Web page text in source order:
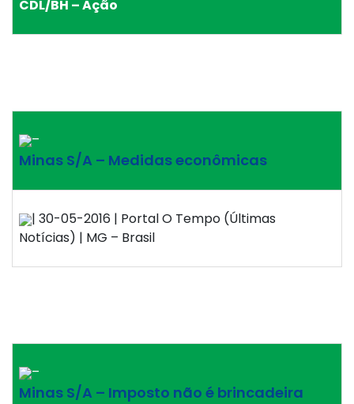
CDL/BH – Ação
–
Minas S/A – Medidas econômicas
| 30-05-2016 | Portal O Tempo (Últimas
Notícias) | MG – Brasil
–
Minas S/A – Imposto não é brincadeira